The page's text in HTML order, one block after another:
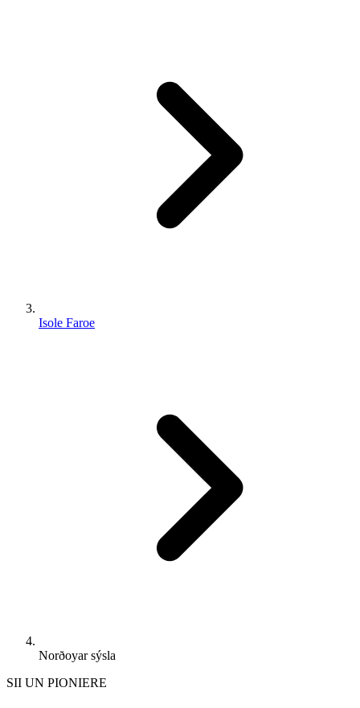
Isole Faroe
Norðoyar sýsla
SII UN PIONIERE